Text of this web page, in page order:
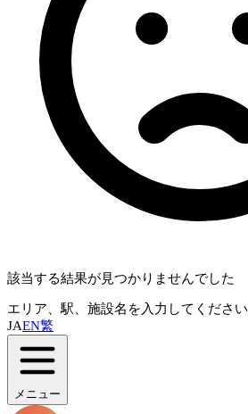
該当する結果が見つかりませんでした
エリア、駅、施設名を入力してください
JAEN繁
メニュー